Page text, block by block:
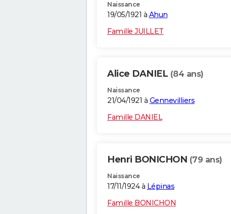
Naissance
19/05/1921 à Ahun
Famille JUILLET
Alice DANIEL (84 ans)
Naissance
21/04/1921 à Gennevilliers
Famille DANIEL
Henri BONICHON (79 ans)
Naissance
17/11/1924 à Lépinas
Famille BONICHON